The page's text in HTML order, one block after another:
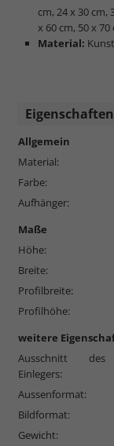
cm, 24 x 30 cm,
x 60 cm, 50 x
Material:
Eigenschaften
Allgemein
Material:
Farbe:
Aufhänger:
Maße
Höhe:
Breite:
Profilbreite:
Profilhöhe:
weitere
Ausschnitt des
Einlegers:
Aussenformat:
Bildformat:
Gewicht: